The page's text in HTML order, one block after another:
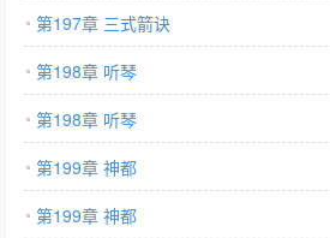
第197章 三式箭诀
第198章 听琴
第198章 听琴
第199章 神都
第199章 神都